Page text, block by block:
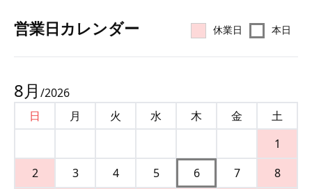
営業⽇カレンダー 休業日 本日
8月 /2026
日
月 火 水 木 金
土
1
2
3 4 5 6 7
8